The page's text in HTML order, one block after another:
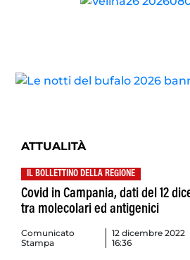
ATTUALITÀ
IL BOLLETTINO DELLA REGIONE
Covid in Campania, dati del 12
tra molecolari ed antigenici
Comunicato
Stampa
12 dicembre 2022
16:36